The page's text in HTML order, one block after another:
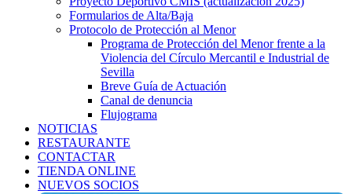
Formularios de Alta/Baja
Protocolo de Protección al Menor
Programa de Protección del Menor frente a la
Violencia del Círculo Mercantil e Industrial de
Sevilla
Breve Guía de Actuación
Canal de denuncia
Flujograma
NOTICIAS
RESTAURANTE
CONTACTAR
TIENDA ONLINE
NUEVOS SOCIOS